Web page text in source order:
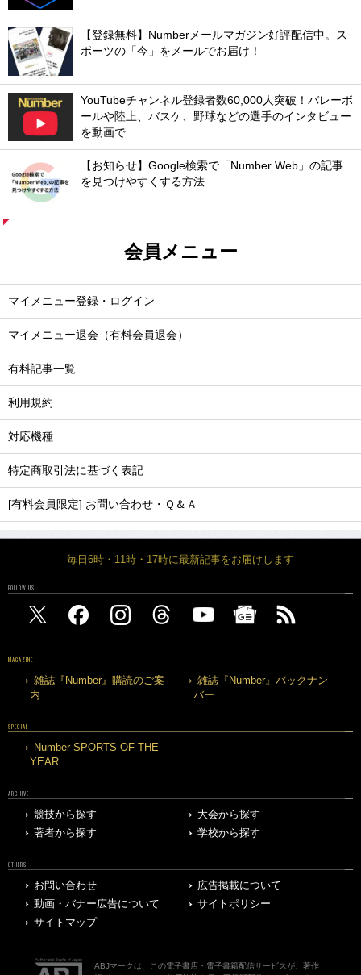
【登録無料】Numberメールマガジン好評配信中。ス
ポーツの「今」をメールでお届け！
YouTubeチャンネル登録者数60,000人突破！バレーボ
ールや陸上、バスケ、野球などの選手のインタビュー
を動画で
【お知らせ】Google検索で「Number Web」の記事
を見つけやすくする方法
会員メニュー
マイメニュー登録・ログイン
マイメニュー退会（有料会員退会）
有料記事一覧
利用規約
対応機種
特定商取引法に基づく表記
[有料会員限定] お問い合わせ・Ｑ＆Ａ
毎日6時・11時・17時に最新記事をお届けします
FOLLOW US
MAGAZINE
雑誌『Number』購読のご案
内
雑誌『Number』バックナン
バー
SPECIAL
Number SPORTS OF THE
YEAR
ARCHIVE
競技から探す
大会から探す
著者から探す
学校から探す
OTHERS
お問い合わせ
広告掲載について
動画・バナー広告について
サイトポリシー
サイトマップ
ABJマークは、この電子書店・電子書籍配信サービスが、著作